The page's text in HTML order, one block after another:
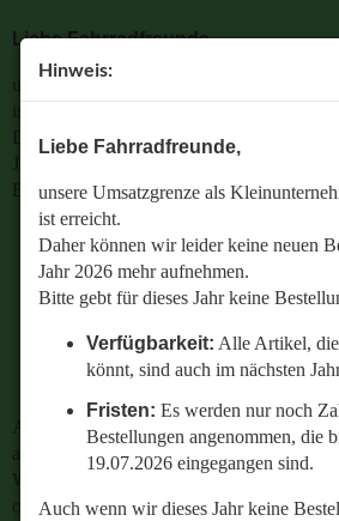
Hinweis:
Liebe Fahrradfreunde,
unsere Umsatzgrenze als
ist erreicht.
Daher können wir leider keine neuen
Jahr 2026 mehr aufnehmen.
Bitte gebt für dieses Jahr keine
Verfügbarkeit: Alle Artikel,
könnt, sind auch im nächsten
Fristen: Es werden nur noch
Bestellungen angenommen, die
19.07.2026 eingegangen sind.
Auch wenn wir dieses Jahr keine
Liebe Fahrradfreunde,
unsere Umsatzgrenze als Kleinunternehmer
ist erreicht.
Daher können wir leider keine neuen
Jahr 2026 mehr aufnehmen.
Bitte gebt für dieses Jahr keine
Verfügbarkeit: Alle Artikel, die
könnt, sind auch im nächsten Jahr
verfügbar.
Bestellungen angenommen, die bis
19.07.2026 eingegangen sind.
Auch wenn wir dieses Jahr keine
annehmen können:
Wenn ihr Fragen zu einer bestehenden
oder wissen wollt,
« Erster « zurück weiter »
Artikel in dieser Kategorie
i-motion 3 und 9 Shimano Vollachse